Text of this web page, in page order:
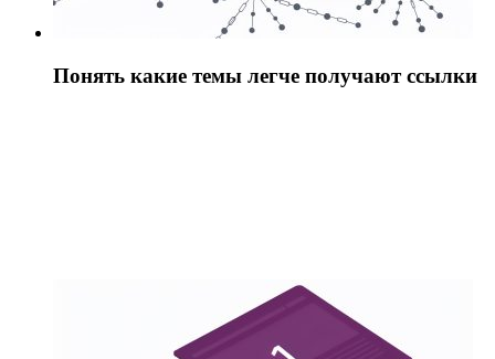
Понять какие темы легче получают ссылки